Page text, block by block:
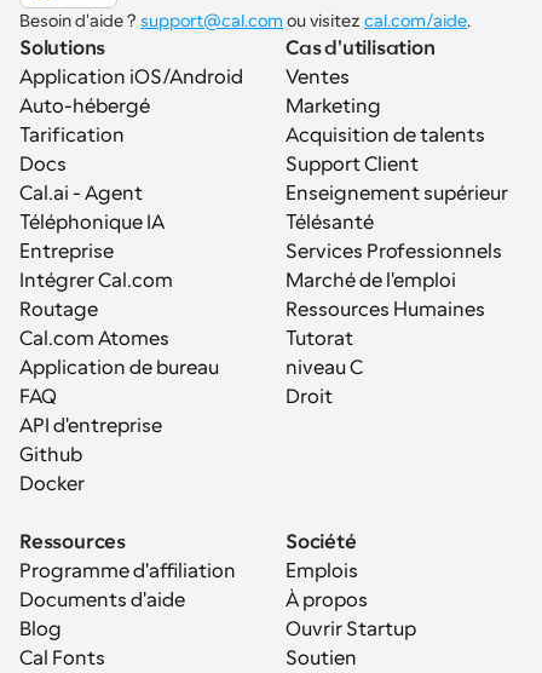
Besoin d'aide ? support@cal.com ou visitez cal.com/aide.
Solutions
Application iOS/Android
Auto-hébergé
Tarification
Docs
Cal.ai - Agent
Téléphonique IA
Entreprise
Intégrer Cal.com
Routage
Cal.com Atomes
Application de bureau
FAQ
API d'entreprise
Github
Docker
Cas d'utilisation
Ventes
Marketing
Acquisition de talents
Support Client
Enseignement supérieur
Télésanté
Services Professionnels
Marché de l'emploi
Ressources Humaines
Tutorat
niveau C
Droit
Ressources
Programme d'affiliation
Documents d'aide
Blog
Cal Fonts
Société
Emplois
À propos
Ouvrir Startup
Soutien